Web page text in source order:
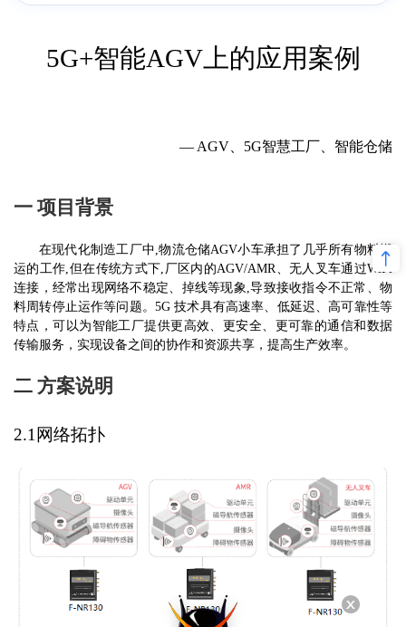
5G+智能AGV上的应用案例
— AGV 5G智慧工厂、智能仓储
一 项目背景
在现代化制造工厂中 ,物流仓储AGV小车承担了几乎所有物料搬
运的工作 但在传统方式下 厂区内的AGV/AMR 、无人叉车通过WiFi
连接，经常出现网络不稳定、掉线等现象 导致接收指令不正常、物
料周转停止运作等问题。 5G技术具有高速率、低延迟、高可靠性等
特点，可以为智能工厂提供更高效、更安全、更可靠的通信和数据
传输服务，实现设备之间的协作和资源共享，提高生产效率。
二 方案说明
2.1网络拓扑